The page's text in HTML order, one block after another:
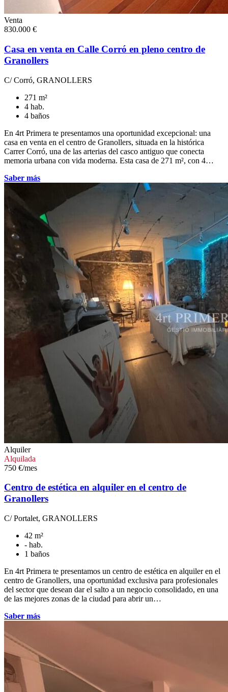
Venta
830.000 €
Casa en venta en Calle Corró en pleno centro de
Granollers
C/ Corró, GRANOLLERS
271 m²
4 hab.
4 baños
En 4rt Primera te presentamos una oportunidad excepcional: una
casa en venta en el centro de Granollers, situada en la histórica
Carrer Corró, una de las arterias del casco antiguo que conecta
memoria urbana con vida moderna. Esta casa de 271 m², con 4…
Saber más
Alquiler
Alquilada
750 €/mes
Centro de estética en alquiler en el centro de
Granollers
C/ Portalet, GRANOLLERS
42 m²
- hab.
1 baños
En 4rt Primera te presentamos un centro de estética en alquiler en el
centro de Granollers, una oportunidad exclusiva para profesionales
del sector que desean dar el salto a un negocio consolidado, en una
de las mejores zonas de la ciudad para abrir un…
Saber más